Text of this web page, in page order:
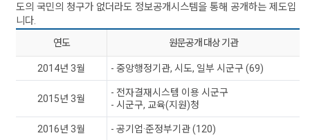
도의 국민의 청구가 없더라도 정보공개시스템을 통해 공개하는 제도입
니다.
연도 원문공개 대상 기관
2014년 3월 - 중앙행정기관, 시도, 일부 시군구 (69)
2015년 3월
- 전자결재시스템 이용 시군구
- 시군구, 교육(지원)청
2016년 3월 - 공기업·준정부기관 (120)